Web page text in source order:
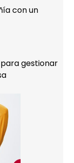
con un
gestionar